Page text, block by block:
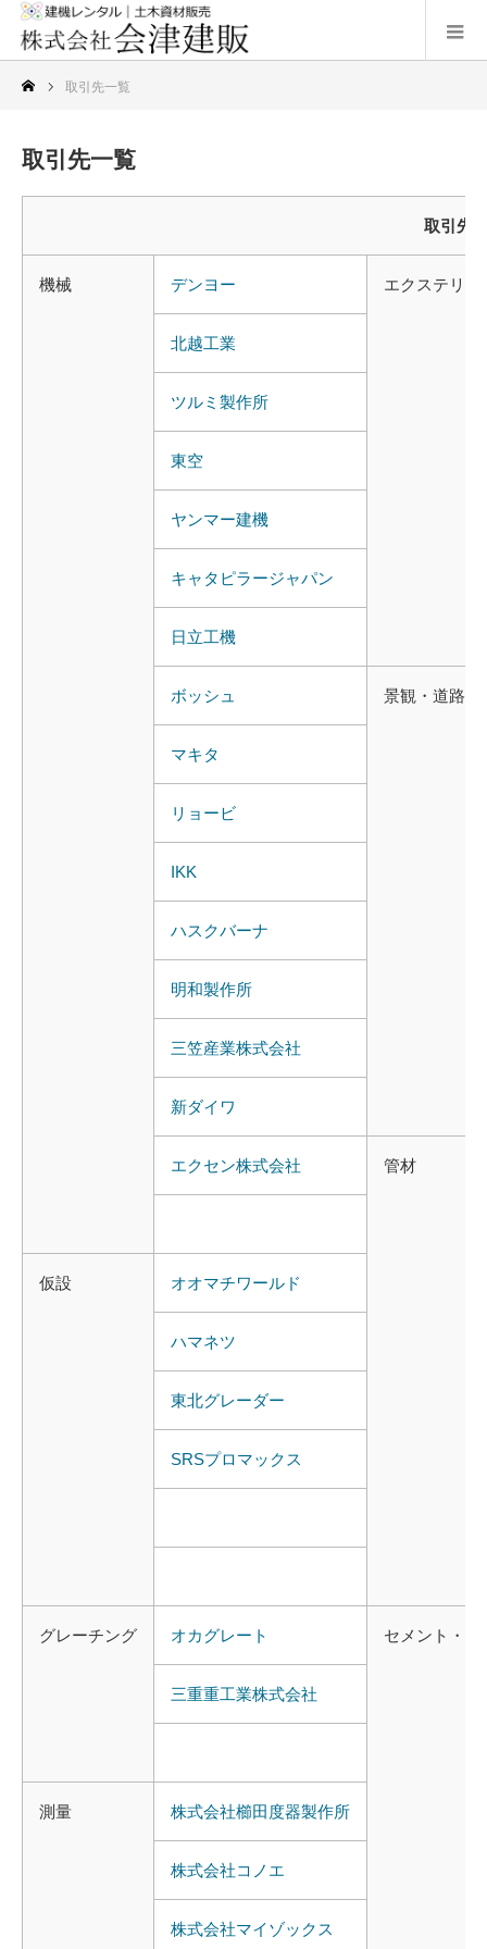
取引先一覧
取引先一覧
取引先
機械 デンヨー エクステリア
北越工業
ツルミ 製作所
東空
ヤンマー建機
キャタピラージャパン
日立工機
ボッシュ 景観 ・ 道路
マキタ
リョービ
IKK
ハスクバーナ
明和製作所
三笠産業株式会社
新ダイワ
エクセン株式会社 管材
仮設 オオマチワールド
ハマネツ
東北グレーダー
SRSプロマックス
グレーチング オカグレート セメント・
三重重工業株式会社
測量 株式会社櫛田 度器製作所
株式会社コノエ
株式会社マイゾックス